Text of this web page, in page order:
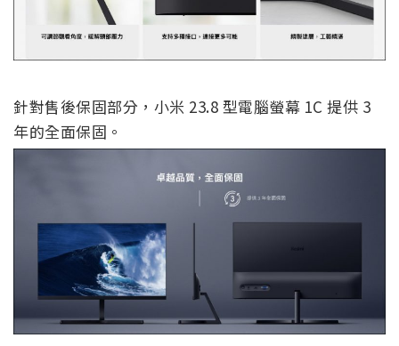
針對售後保固部分，小米 23.8 型電腦螢幕 1C 提供 3
年的全面保固。